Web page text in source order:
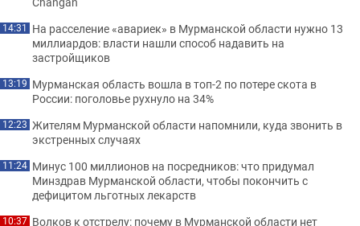
14:31 На расселение «авариек» в Мурманской области нужно 13
миллиардов: власти нашли способ надавить на
застройщиков
13:19 Мурманская область вошла в топ-2 по потере скота в
России: поголовье рухнуло на 34%
12:23 Жителям Мурманской области напомнили, куда звонить в
экстренных случаях
11:24 Минус 100 миллионов на посредников: что придумал
Минздрав Мурманской области, чтобы покончить с
дефицитом льготных лекарств
10:37 Волков к отстрелу: почему в Мурманской области нет